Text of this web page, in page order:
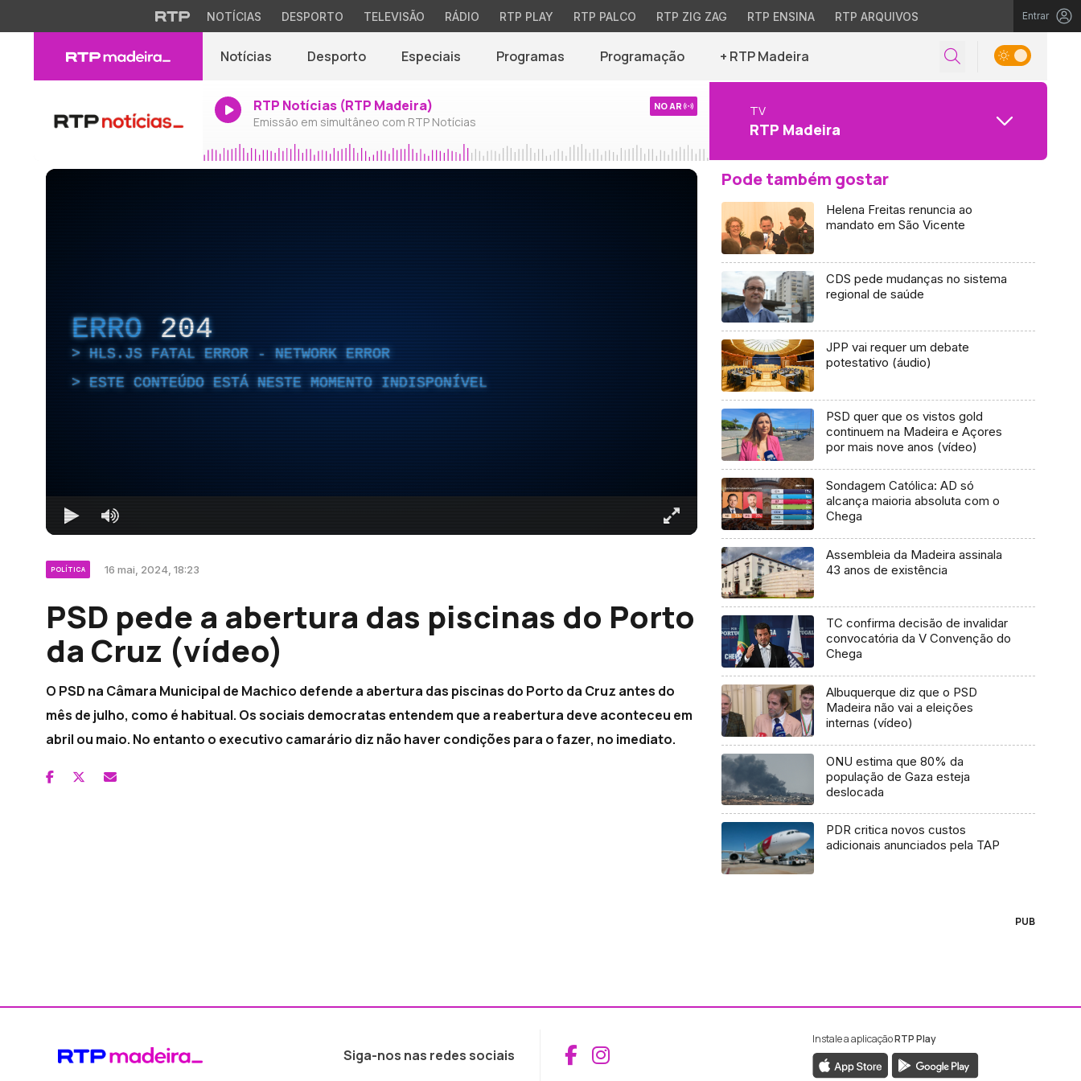
NOTÍCIAS DESPORTO TELEVISÃO RÁDIO RTP PLAY RTP PALCO RTP ZIG ZAG RTP ENSINA RTP ARQUIVOS Entrar
Notícias Desporto Especiais Programas Programação + RTP Madeira
RTP Notícias (RTP Madeira)
Emissão em simultâneo com RTP Notícias
NO AR TV
RTP Madeira
ERRO 204
HLS.JS FATAL ERROR - NETWORK ERROR
ESTE CONTEÚDO ESTÁ NESTE MOMENTO INDISPONÍVEL
POLÍTICA 16 mai, 2024, 18:23
PSD pede a abertura das piscinas do Porto
da Cruz (vídeo)
O PSD na Câmara Municipal de Machico defende a abertura das piscinas do Porto da Cruz antes do
mês de julho, como é habitual. Os sociais democratas entendem que a reabertura deve aconteceu em
abril ou maio. No entanto o executivo camarário diz não haver condições para o fazer, no imediato.
Pode também gostar
Helena Freitas renuncia ao
mandato em São Vicente
CDS pede mudanças no sistema
regional de saúde
JPP vai requer um debate
potestativo (áudio)
PSD quer que os vistos gold
continuem na Madeira e Açores
por mais nove anos (vídeo)
Sondagem Católica: AD só
alcança maioria absoluta com o
Chega
Assembleia da Madeira assinala
43 anos de existência
TC confirma decisão de invalidar
convocatória da V Convenção do
Chega
Albuquerque diz que o PSD
Madeira não vai a eleições
internas (vídeo)
ONU estima que 80% da
população de Gaza esteja
deslocada
PDR critica novos custos
adicionais anunciados pela TAP
PUB
Siga-nos nas redes sociais Aceder ao Facebook da RTP Madeira
Aceder ao Instagram da RTP Madeira
Instale a aplicaçãoRTP Play